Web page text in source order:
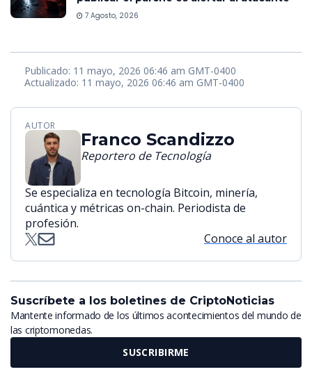
7 Agosto, 2026
Publicado: 11 mayo, 2026 06:46 am GMT-0400
Actualizado: 11 mayo, 2026 06:46 am GMT-0400
AUTOR
Franco Scandizzo
Reportero de Tecnología
Se especializa en tecnología Bitcoin, minería,
cuántica y métricas on-chain. Periodista de
profesión.
Conoce al autor
Suscríbete a los boletines de CriptoNoticias
Mantente informado de los últimos acontecimientos del mundo de
las criptomonedas.
SUSCRIBIRME